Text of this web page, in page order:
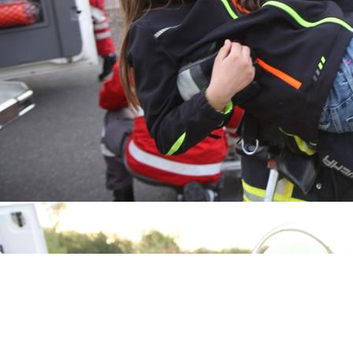
Ehren- und Altersabteilung
Termine Ehren- und Altersabteilung
Archiv